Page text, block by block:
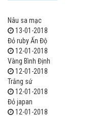
Nâu sa mạc
13-01-2018
Đỏ ruby Ấn Độ
12-01-2018
Vàng Bình Định
12-01-2018
Trắng sứ
12-01-2018
Đỏ japan
12-01-2018